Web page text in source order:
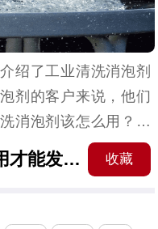
工业清洗消泡该怎么用才能发挥更大的效果！ 收藏
绍了工业清洗消泡剂
剂的客户来说，他们
消泡剂该怎么用？它
总结了以下方面为大
用）使用工业清洗消